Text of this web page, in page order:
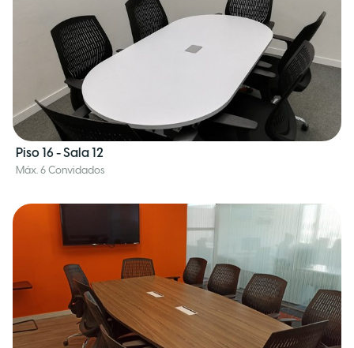
Piso 16 - Sala 12
Máx. 6 Convidados